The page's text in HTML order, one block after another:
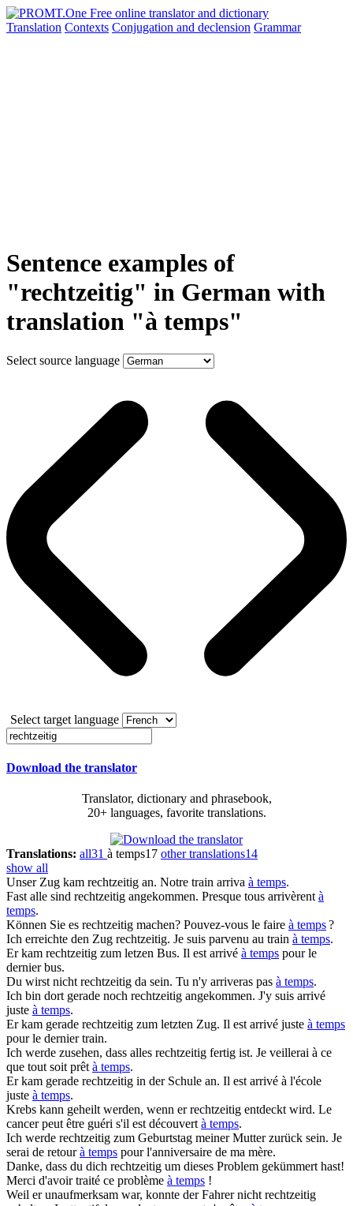
Translation Contexts Conjugation and declension Grammar
Sentence examples of
"rechtzeitig" in German with
translation "à temps"
Select source language
Select target language
Download the translator
Translator, dictionary and phrasebook,
20+ languages, favorite translations.
Translations: all31 à temps17 other translations14
show all
Unser Zug kam rechtzeitig an. Notre train arriva à temps.
Fast alle sind rechtzeitig angekommen. Presque tous arrivèrentà
temps.
Können Sie es rechtzeitig machen? Pouvez-vous le faire à temps?
Ich erreichte den Zug rechtzeitig. Je suis parvenu au train à temps.
Er kam rechtzeitig zum letzen Bus. Il est arrivé à temps pour le
dernier bus.
Du wirst nichtrechtzeitig da sein. Tu n'y arriveras pas à temps.
Ich bin dort gerade noch rechtzeitig angekommen. J'y suis arrivé
juste à temps.
Er kam gerade rechtzeitig zum letzten Zug. Il est arrivé juste à temps
pour le dernier train.
Ich werde zusehen, dass alles rechtzeitig fertig ist. Je veillerai à ce
que tout soit prêtà temps.
Er kam gerade rechtzeitig in der Schule an. Il est arrivé à l'école
juste à temps.
Krebs kann geheilt werden, wenn errechtzeitig entdeckt wird. Le
cancer peut être guéri s'il est découvertà temps.
Ich werde rechtzeitig zum Geburtstag meiner Mutter zurück sein. Je
serai de retourà temps pour l'anniversaire de ma mère.
Danke, dass du dich rechtzeitig um dieses Problem gekümmert hast!
Merci d'avoir traité ce problème à temps !
Weil er unaufmerksam war, konnte der Fahrer nichtrechtzeitig